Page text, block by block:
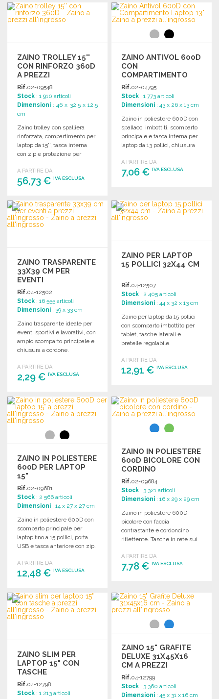
ORDINARE
Richiedi un preventivo
ORDINARE
Richiedi un preventivo
ZAINO TROLLEY 15''
CON RINFORZO 360D
A PREZZI
ALL'INGROSSO
Rif.02-09548
Stock : 1 910 articoli
Dimensioni : 46 x 32.5 x 12.5
cm
Zaino trolley con spalliera
rinforzata, compartimento per
laptop da 15'', tasca interna
con zip e protezione per
A PARTIRE DA
56,73 € IVA ESCLUSA
ORDINARE
Richiedi un preventivo
ZAINO ANTIVOL 600D
CON
COMPARTIMENTO
LAPTOP 13" A PREZZI
ALL'INGROSSO
Rif.02-04795
Stock : 1 773 articoli
Dimensioni : 43 x 26 x 13 cm
Zaino in poliestere 600D con
spallacci imbottiti, scomparto
principale e tasca interna per
laptop da 13 pollici, chiusura
A PARTIRE DA
7,06 €IVA ESCLUSA
Richiedi un preventivo
ZAINO TRASPARENTE
33X39 CM PER
EVENTI
Rif.04-12502
Stock : 16 555 articoli
Dimensioni : 39 x 33 cm
Zaino trasparente ideale per
eventi sportivi e lavorativi, con
ampio scomparto principale e
chiusura a cordone.
A PARTIRE DA
2,29 € IVA ESCLUSA
ORDINARE
Richiedi un preventivo
ZAINO PER LAPTOP
15 POLLICI 32X44 CM
Rif.04-12507
Stock : 2 405 articoli
Dimensioni : 44 x 32 x 13 cm
Zaino per laptop da 15 pollici
con scomparto imbottito per
tablet, tasche laterali e
bretelle regolabile.
A PARTIRE DA
12,91 €IVA ESCLUSA
Richiedi un preventivo
ZAINO IN POLIESTERE
600D PER LAPTOP
15"
Rif.02-09681
Stock : 2 566 articoli
Dimensioni : 14 x 27 x 27 cm
Zaino in poliestere 600D con
scomparto principale per
laptop fino a 15 pollici, porta
USB e tasca anteriore con zip.
A PARTIRE DA
12,48 € IVA ESCLUSA
ORDINARE
Richiedi un preventivo
ZAINO IN POLIESTERE
600D BICOLORE CON
CORDINO
Rif.02-09684
Stock : 3 321 articoli
Dimensioni : 16 x 29 x 29 cm
Zaino in poliestere 600D
bicolore con faccia
contrastante e cordoncino
riflettente. Tasche in rete sui
A PARTIRE DA
7,78 €IVA ESCLUSA
Richiedi un preventivo
ZAINO SLIM PER
LAPTOP 15" CON
TASCHE
Rif.04-12798
Stock : 1 213 articoli
ZAINO 15" GRAFITE
DELUXE 31X45X16
CM A PREZZI
ALL'INGROSSO
Rif.04-12799
Stock : 3 360 articoli
Dimensioni : 45 x 31 x 16 cm